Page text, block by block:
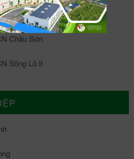
Khai Quang
Châu Sơn
Sông Lô II